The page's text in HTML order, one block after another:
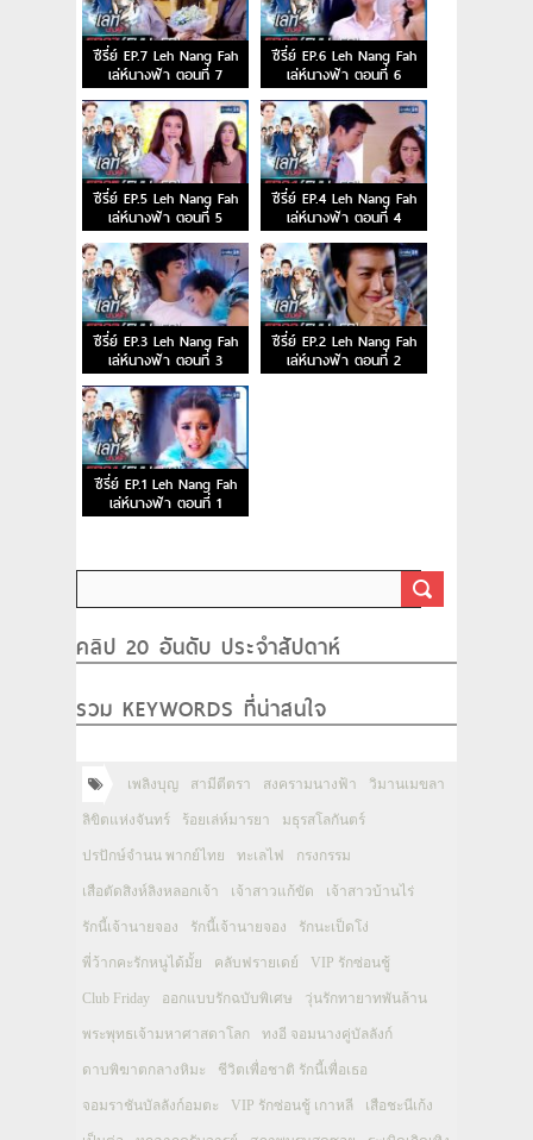
ซีรี่ย์ EP.7 Leh Nang Fah
เล่ห์นางฟ้า ตอนที่ 7
ซีรี่ย์ EP.6 Leh Nang Fah
เล่ห์นางฟ้า ตอนที่ 6
ซีรี่ย์ EP.5 Leh Nang Fah
เล่ห์นางฟ้า ตอนที่ 5
ซีรี่ย์ EP.4 Leh Nang Fah
เล่ห์นางฟ้า ตอนที่ 4
ซีรี่ย์ EP.3 Leh Nang Fah
เล่ห์นางฟ้า ตอนที่ 3
ซีรี่ย์ EP.2 Leh Nang Fah
เล่ห์นางฟ้า ตอนที่ 2
ซีรี่ย์ EP.1 Leh Nang Fah
เล่ห์นางฟ้า ตอนที่ 1
คลิป 20 อันดับ ประจำสัปดาห์
รวม KEYWORDS ที่น่าสนใจ
เพลิงบุญ สามีตีตรา สงครามนางฟ้า วิมานเมขลา
ลิขิตแห่งจันทร์ ร้อยเล่ห์มารยา มธุรสโลกันตร์
ปรปักษ์จำนน พากย์ไทย ทะเลไฟ กรงกรรม
เสือตัดสิงห์ลิงหลอกเจ้า เจ้าสาวแก้ขัด เจ้าสาวบ้านไร่
รักนี้เจ้านายจอง รักนี้เจ้านายจอง รักนะเป็ดโง่
พี่ว้ากคะรักหนูได้มั้ย คลับฟรายเดย์ VIP รักซ่อนชู้
Club Friday ออกแบบรักฉบับพิเศษ วุ่นรักทายาทพันล้าน
พระพุทธเจ้ามหาศาสดาโลก ทงอี จอมนางคู่บัลลังก์
ดาบพิฆาตกลางหิมะ ชีวิตเพื่อชาติ รักนี้เพื่อเธอ
จอมราชันบัลลังก์อมตะ VIP รักซ่อนชู้ เกาหลี เสือชะนีเก้ง